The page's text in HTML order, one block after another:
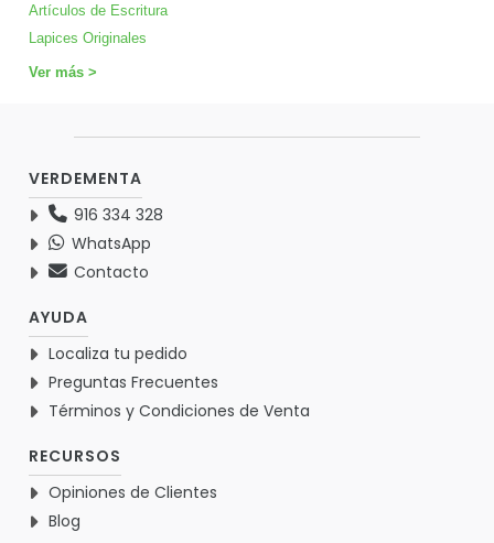
Artículos de Escritura
Lapices Originales
Ver más >
VERDEMENTA
916 334 328
WhatsApp
Contacto
AYUDA
Localiza tu pedido
Preguntas Frecuentes
Términos y Condiciones de Venta
RECURSOS
Opiniones de Clientes
Blog